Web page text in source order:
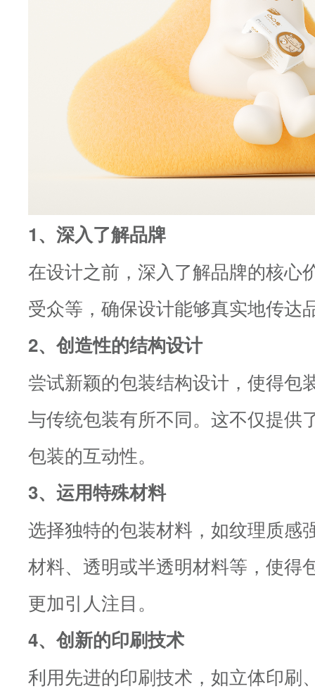
1、深入了解品牌
在设计之前，深入了解品牌的核心
受众等，确保设计能够真实地传达
2、创造性的结构设计
尝试新颖的包装结构设计，使得包
与传统包装有所不同。这不仅提供
包装的互动性。
3、运用特殊材料
选择独特的包装材料，如纹理质感
材料、透明或半透明材料等，使得
更加引人注目。
4、创新的印刷技术
利用先进的印刷技术，如立体印刷